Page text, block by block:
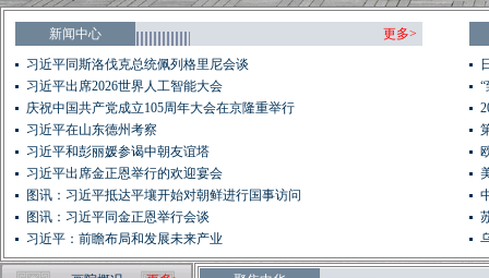
新闻中心
更多>
习近平同斯洛伐克总统佩列格里尼会谈
习近平出席2026世界人工智能大会
庆祝中国共产党成立105周年大会在京隆重举行
习近平在山东德州考察
习近平和彭丽媛参谒中朝友谊塔
习近平出席金正恩举行的欢迎宴会
图讯：习近平抵达平壤开始对朝鲜进行国事访问
图讯：习近平同金正恩举行会谈
习近平：前瞻布局和发展未来产业